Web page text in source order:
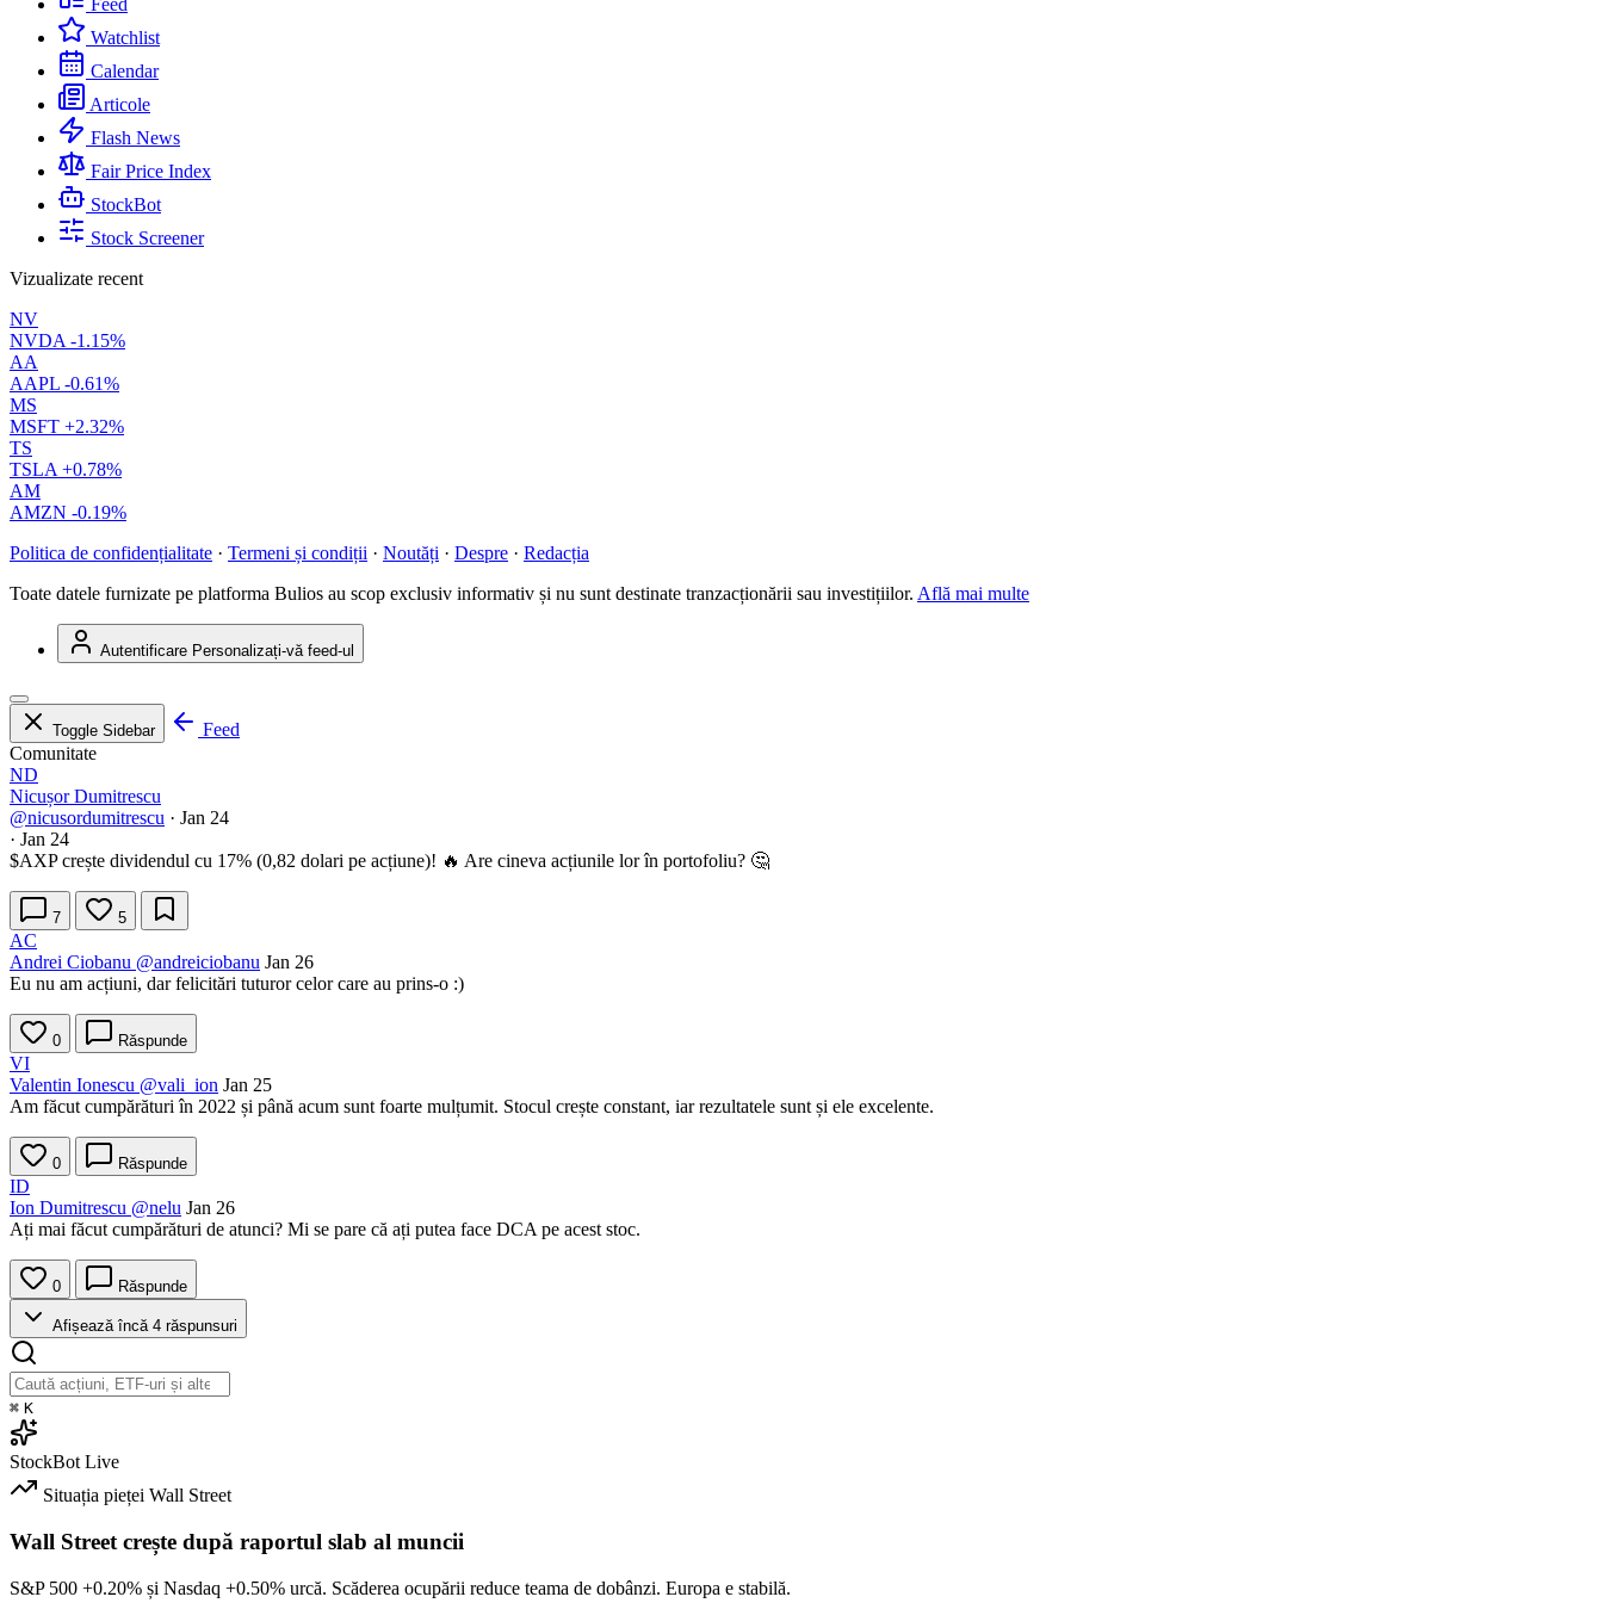
Feed
Watchlist
Calendar
Articole
Flash News
Fair Price Index
StockBot
Stock Screener
Vizualizate recent
NV
NVDA -1.15%
AA
AAPL -0.61%
MS
MSFT +2.32%
TS
TSLA +0.78%
AM
AMZN -0.19%
Politica de confidențialitate · Termeni și condiții · Noutăți · Despre · Redacția
Toate datele furnizate pe platforma Bulios au scop exclusiv informativ și nu sunt destinate tranzacționării sau investițiilor. Află mai multe
Autentificare Personalizați-vă feed-ul
Toggle Sidebar
Feed
Comunitate
ND
Nicușor Dumitrescu
@nicusordumitrescu · Jan 24
· Jan 24
$AXPcrește dividendul cu 17% (0,82 dolari pe acțiune)! 🔥 Are cineva acțiunile lor în portofoliu? 🤔
7 5
AC
Andrei Ciobanu @andreiciobanu Jan 26
Eu nu am acțiuni, dar felicitări tuturor celor care au prins-o :)
0 Răspunde
VI
Valentin Ionescu @vali_ion Jan 25
Am făcut cumpărături în 2022 și până acum sunt foarte mulțumit. Stocul crește constant, iar rezultatele sunt și ele excelente.
0 Răspunde
ID
Ion Dumitrescu @nelu Jan 26
Ați mai făcut cumpărături de atunci? Mi se pare că ați putea face DCA pe acest stoc.
0 Răspunde
Afișează încă 4 răspunsuri
⌘ K
StockBot Live
Situația pieței Wall Street
Wall Street crește după raportul slab al muncii
S&P 500 +0.20% și Nasdaq +0.50% urcă. Scăderea ocupării reduce teama de dobânzi. Europa e stabilă.